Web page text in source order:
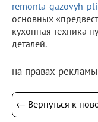
remonta-gazovyh-
основных
кухонная техника
деталей.
на правах
← Вернуться к